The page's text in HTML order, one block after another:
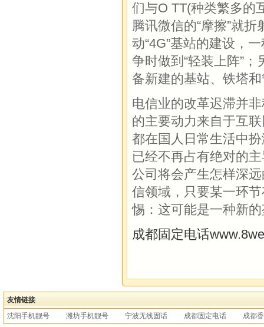
们与O TT(种类繁多的
腾讯微信的“摩擦”就
动“4G”基站的建设，
争时做到“轻装上阵”
备新建的基站、铁塔
电信业的改革迟滞并
的主要动力来自于互
都在国人日常生活中
已经不再占有绝对的
公司将会产生怎样深
信领域，只要某一环
惕：这可能是一种新
成都固定电话
友情链接
沈阳手机靓号
潍坊手机靓号 宁波无线固话 成都固定电话 成都